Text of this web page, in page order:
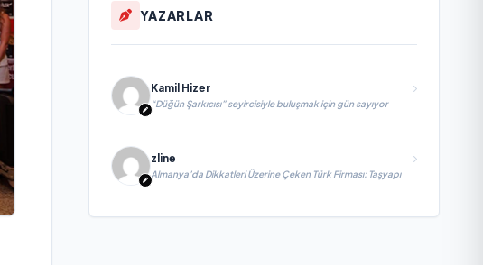
YAZARLAR
Kamil Hizer
“Düğün Şarkıcısı” seyircisiyle buluşmak için gün sayıyor
zline
Almanya’da Dikkatleri Üzerine Çeken Türk Firması: Taşyapı